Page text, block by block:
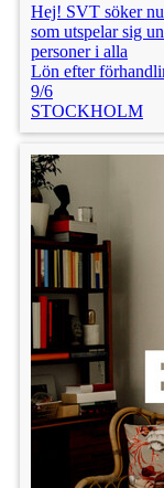
Hej! SVT söker
som utspelar sig
personer i alla
Lön efter
9/6
STOCKHOLM